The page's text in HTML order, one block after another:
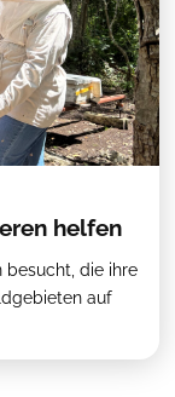
helfen
besucht, die ihre
auf